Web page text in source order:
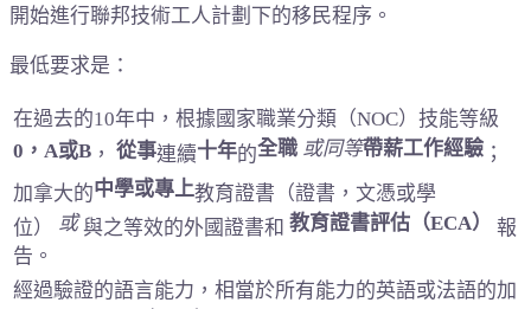
開始進行聯邦技術工人計劃下的移民程序。
最低要求是：
在過去的10年中，根據國家職業分類（NOC）技能等級
0，A或B ， 從事連續十年的全職 或同等帶薪工作經驗 ；
加拿大的中學或專上教育證書（證書，文憑或學
位）
或與之等效的外國證書和 教育證書評估（ECA）
報
告。
經過驗證的語言能力，相當於所有能力的英語或法語的加